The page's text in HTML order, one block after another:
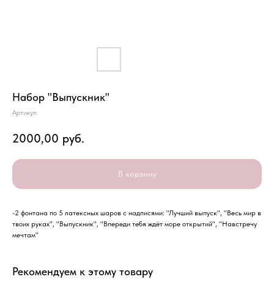
Набор "Выпускник"
Артикул:
2000,00 руб.
В корзину
-2 фонтана по 5 латексных шаров с надписями: "Лучший выпуск", "Весь мир в
твоих руках", "Выпускник", "Впереди тебя ждёт море открытий", "Навстречу
мечтам"
Рекомендуем к этому товару